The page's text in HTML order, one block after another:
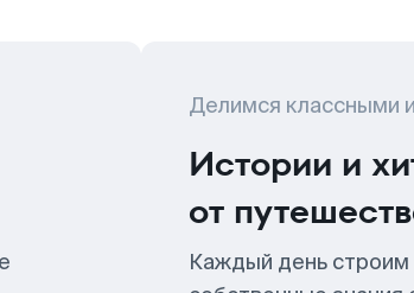
Делимся классными
Истории и
от
Каждый день строим